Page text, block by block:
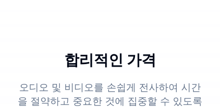
합리적인 가격
오디오 및 비디오를 손쉽게 전사하여 시간
을 절약하고 중요한 것에 집중할 수 있도록